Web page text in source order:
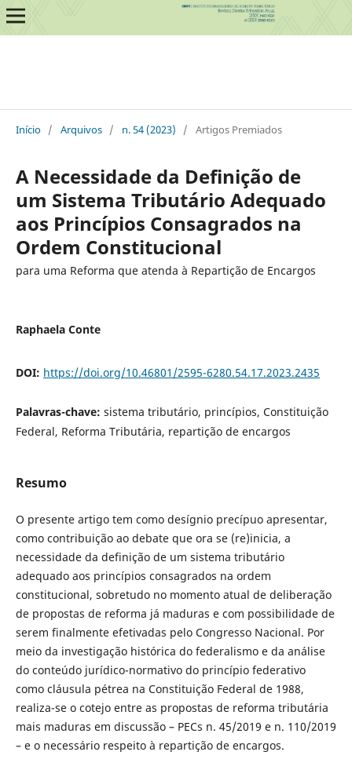
Início / Arquivos / n. 54 (2023) / Artigos Premiados
A Necessidade da Definição de
um Sistema Tributário Adequado
aos Princípios Consagrados na
Ordem Constitucional
para uma Reforma que atenda à Repartição de Encargos
Raphaela Conte
DOI: https://doi.org/10.46801/2595-6280.54.17.2023.2435
Palavras-chave: sistema tributário, princípios, Constituição
Federal, Reforma Tributária, repartição de encargos
Resumo
O presente artigo tem como desígnio precípuo apresentar,
como contribuição ao debate que ora se (re)inicia, a
necessidade da definição de um sistema tributário
adequado aos princípios consagrados na ordem
constitucional, sobretudo no momento atual de deliberação
de propostas de reforma já maduras e com possibilidade de
serem finalmente efetivadas pelo Congresso Nacional. Por
meio da investigação histórica do federalismo e da análise
do conteúdo jurídico-normativo do princípio federativo
como cláusula pétrea na Constituição Federal de 1988,
realiza-se o cotejo entre as propostas de reforma tributária
mais maduras em discussão – PECs n. 45/2019 e n. 110/2019
– e o necessário respeito à repartição de encargos.